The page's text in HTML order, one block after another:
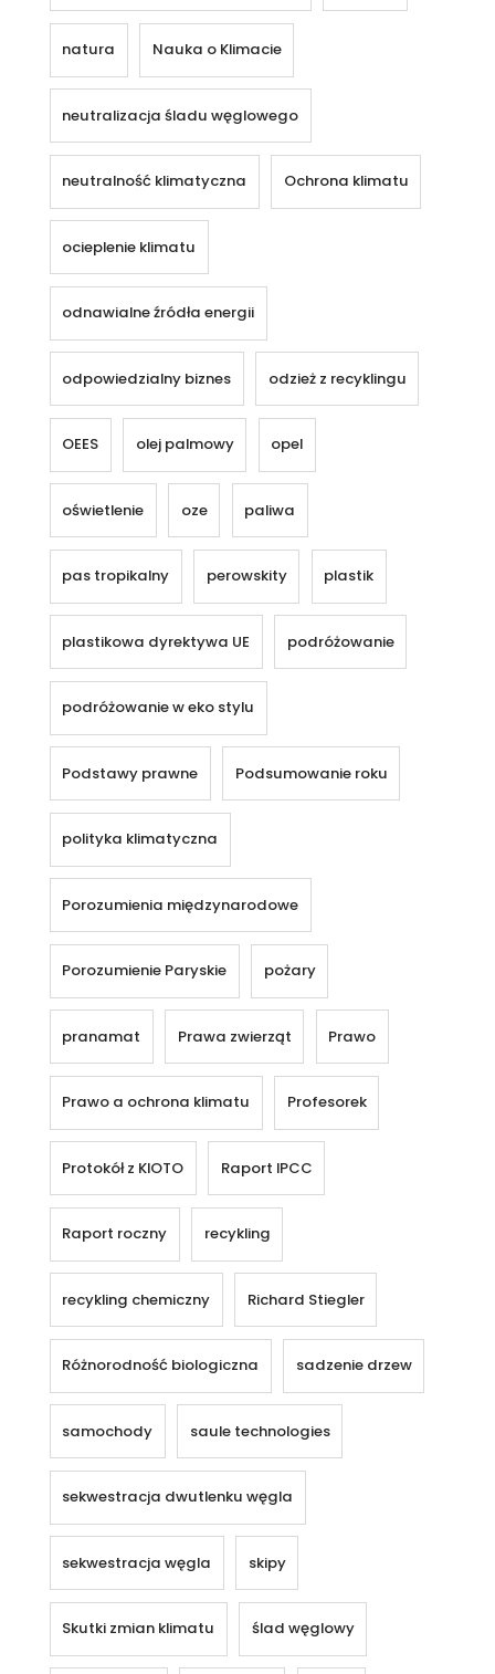
natura Nauka o Klimacie
neutralizacja śladu węglowego
neutralność klimatyczna Ochrona klimatu
ocieplenie klimatu
odnawialne źródła energii
odpowiedzialny biznes odzież z recyklingu
OEES olej palmowy opel
oświetlenie oze paliwa
pas tropikalny perowskity plastik
plastikowa dyrektywa UE podróżowanie
podróżowanie w eko stylu
Podstawy prawne Podsumowanie roku
polityka klimatyczna
Porozumienia międzynarodowe
Porozumienie Paryskie pożary
pranamat Prawa zwierząt Prawo
Prawo a ochrona klimatu Profesorek
Protokół z KIOTO Raport IPCC
Raport roczny recykling
recykling chemiczny Richard Stiegler
Różnorodność biologiczna sadzenie drzew
samochody saule technologies
sekwestracja dwutlenku węgla
sekwestracja węgla skipy
Skutki zmian klimatu ślad węglowy